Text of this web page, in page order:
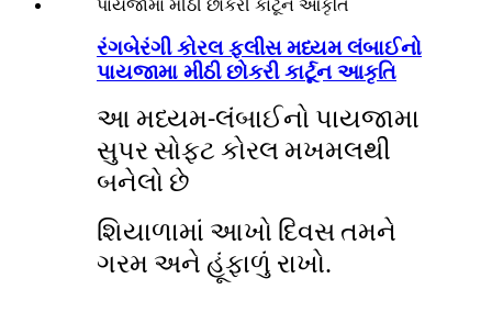
રંગબેરંગી કોરલ ફ્લીસ મધ્યમ લંબાઈનો
પાયજામા મીઠી છોકરી કાર્ટૂન આકૃતિ
આ મધ્યમ-લંબાઈનો પાયજામા
સુપર સોફ્ટ કોરલ મખમલથી
બનેલો છે
શિયાળામાં આખો દિવસ તમને
ગરમ અને હૂંફાળું રાખો.